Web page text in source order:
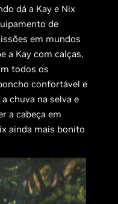
dá a Kay e Nix
de
em mundos
a Kay com calças,
todos os
confortável e
chuva na selva e
a cabeça em
ainda mais bonito